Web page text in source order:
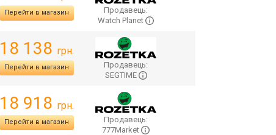
Перейти в магазин
Продавець:
Watch Planet
18 138 грн.
Перейти в магазин
Продавець:
SEGTIME
18 918 грн.
Перейти в магазин
Продавець:
777Market